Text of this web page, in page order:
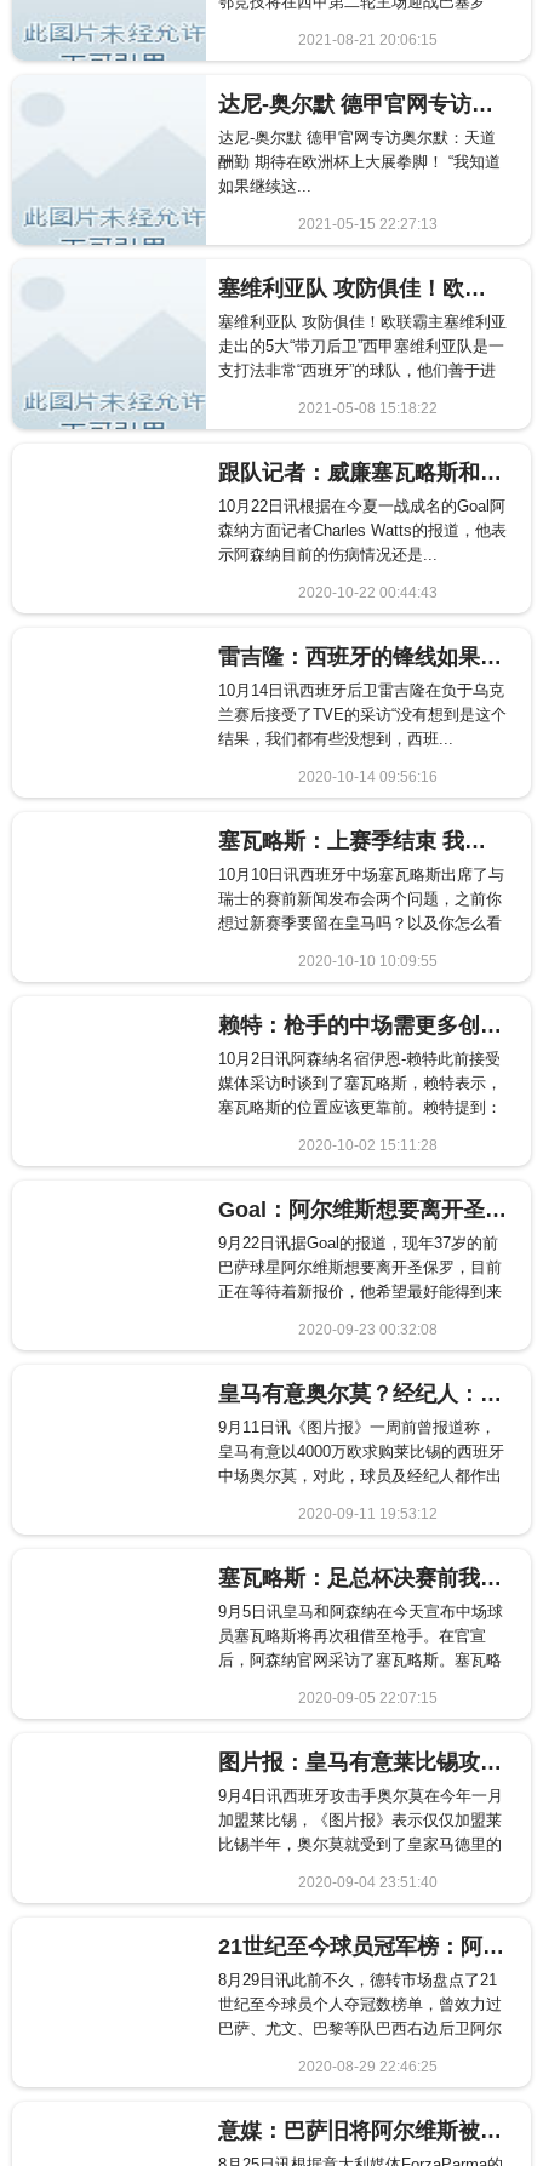
2021-08-21 20:06:15
333
达尼-奥尔默 德甲官网专访奥尔默：天道酬勤 期待在欧洲杯上大展拳脚！
达尼-奥尔默 德甲官网专访奥尔默：天道
酬勤 期待在欧洲杯上大展拳脚！ “我知道
如果继续这...
2021-05-15 22:27:13
2950
塞维利亚队 攻防俱佳！欧联霸主塞维利亚走出的5大“带刀后卫”
塞维利亚队 攻防俱佳！欧联霸主塞维利亚
走出的5大“带刀后卫”西甲塞维利亚队是一
支打法非常“西班牙”的球队，他们善于进
2021-05-08 15:18:22
1737
跟队记者：威廉塞瓦略斯和霍尔丁都将缺席明天的比赛
10月22日讯根据在今夏一战成名的Goal阿
森纳方面记者Charles Watts的报道，他表
示阿森纳目前的伤病情况还是...
2020-10-22 00:44:43
2565
雷吉隆：西班牙的锋线如果更锐利 更有狠劲儿就好了
10月14日讯西班牙后卫雷吉隆在负于乌克
兰赛后接受了TVE的采访“没有想到是这个
结果，我们都有些没想到，西班...
2020-10-14 09:56:16
1248
塞瓦略斯：上赛季结束 我就决定要回到我的俱乐部阿森纳
10月10日讯西班牙中场塞瓦略斯出席了与
瑞士的赛前新闻发布会两个问题，之前你
想过新赛季要留在皇马吗？以及你怎么看
2020-10-10 10:09:55
1855
赖特：枪手的中场需更多创造力 塞瓦略斯的站位应更靠前
10月2日讯阿森纳名宿伊恩-赖特此前接受
媒体采访时谈到了塞瓦略斯，赖特表示，
塞瓦略斯的位置应该更靠前。赖特提到：
2020-10-02 15:11:28
1410
Goal：阿尔维斯想要离开圣保罗 并想回到欧洲踢球
9月22日讯据Goal的报道，现年37岁的前
巴萨球星阿尔维斯想要离开圣保罗，目前
正在等待着新报价，他希望最好能得到来
2020-09-23 00:32:08
1704
皇马有意奥尔莫？经纪人：我不能确认 但也不会否认
9月11日讯《图片报》一周前曾报道称，
皇马有意以4000万欧求购莱比锡的西班牙
中场奥尔莫，对此，球员及经纪人都作出
2020-09-11 19:53:12
495
塞瓦略斯：足总杯决赛前我就告诉阿尔特塔自己想留在枪手
9月5日讯皇马和阿森纳在今天宣布中场球
员塞瓦略斯将再次租借至枪手。在官宣
后，阿森纳官网采访了塞瓦略斯。塞瓦略
2020-09-05 22:07:15
2821
图片报：皇马有意莱比锡攻击手奥尔莫 转会费4000万欧
9月4日讯西班牙攻击手奥尔莫在今年一月
加盟莱比锡，《图片报》表示仅仅加盟莱
比锡半年，奥尔莫就受到了皇家马德里的
2020-09-04 23:51:40
726
21世纪至今球员冠军榜：阿尔维斯41冠居首 小白梅西列二三
8月29日讯此前不久，德转市场盘点了21
世纪至今球员个人夺冠数榜单，曾效力过
巴萨、尤文、巴黎等队巴西右边后卫阿尔
2020-08-29 22:46:25
1389
意媒：巴萨旧将阿尔维斯被推荐给了帕尔马 后者将进行考虑